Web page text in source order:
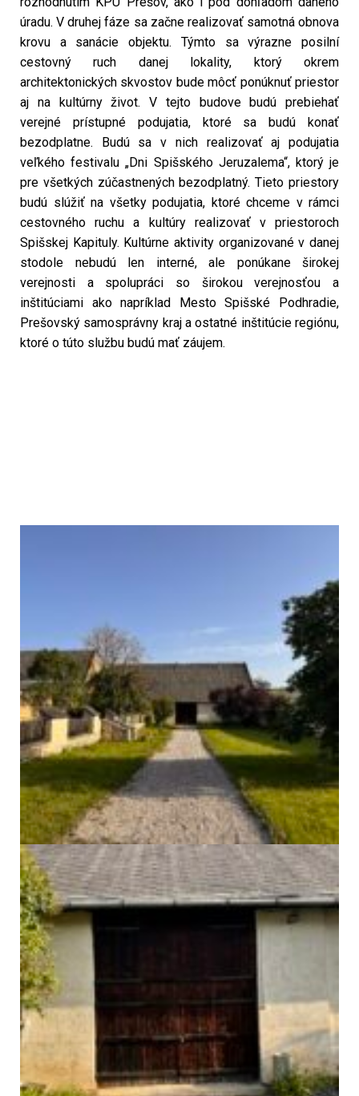
úradu. V druhej fáze sa začne realizovať samotná obnova
krovu a sanácie objektu. Týmto sa výrazne posilní
cestovný ruch danej lokality, ktorý okrem
architektonických skvostov bude môcť ponúknuť priestor
aj na kultúrny život. V tejto budove budú prebiehať
verejné prístupné podujatia, ktoré sa budú konať
bezodplatne. Budú sa v nich realizovať aj podujatia
veľkého festivalu „Dni Spišského Jeruzalema“, ktorý je
pre všetkých zúčastnených bezodplatný. Tieto priestory
budú slúžiť na všetky podujatia, ktoré chceme v rámci
cestovného ruchu a kultúry realizovať v priestoroch
Spišskej Kapituly. Kultúrne aktivity organizované v danej
stodole nebudú len interné, ale ponúkane širokej
verejnosti a spolupráci so širokou verejnosťou a
inštitúciami ako napríklad Mesto Spišské Podhradie,
Prešovský samosprávny kraj a ostatné inštitúcie regiónu,
ktoré o túto službu budú mať záujem.